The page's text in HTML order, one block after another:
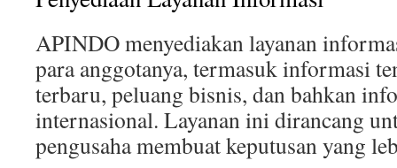
APINDO menyediakan layanan
para anggotanya, termasuk informasi
terbaru, peluang bisnis, dan bahkan
internasional. Layanan ini dirancang
pengusaha membuat keputusan yang